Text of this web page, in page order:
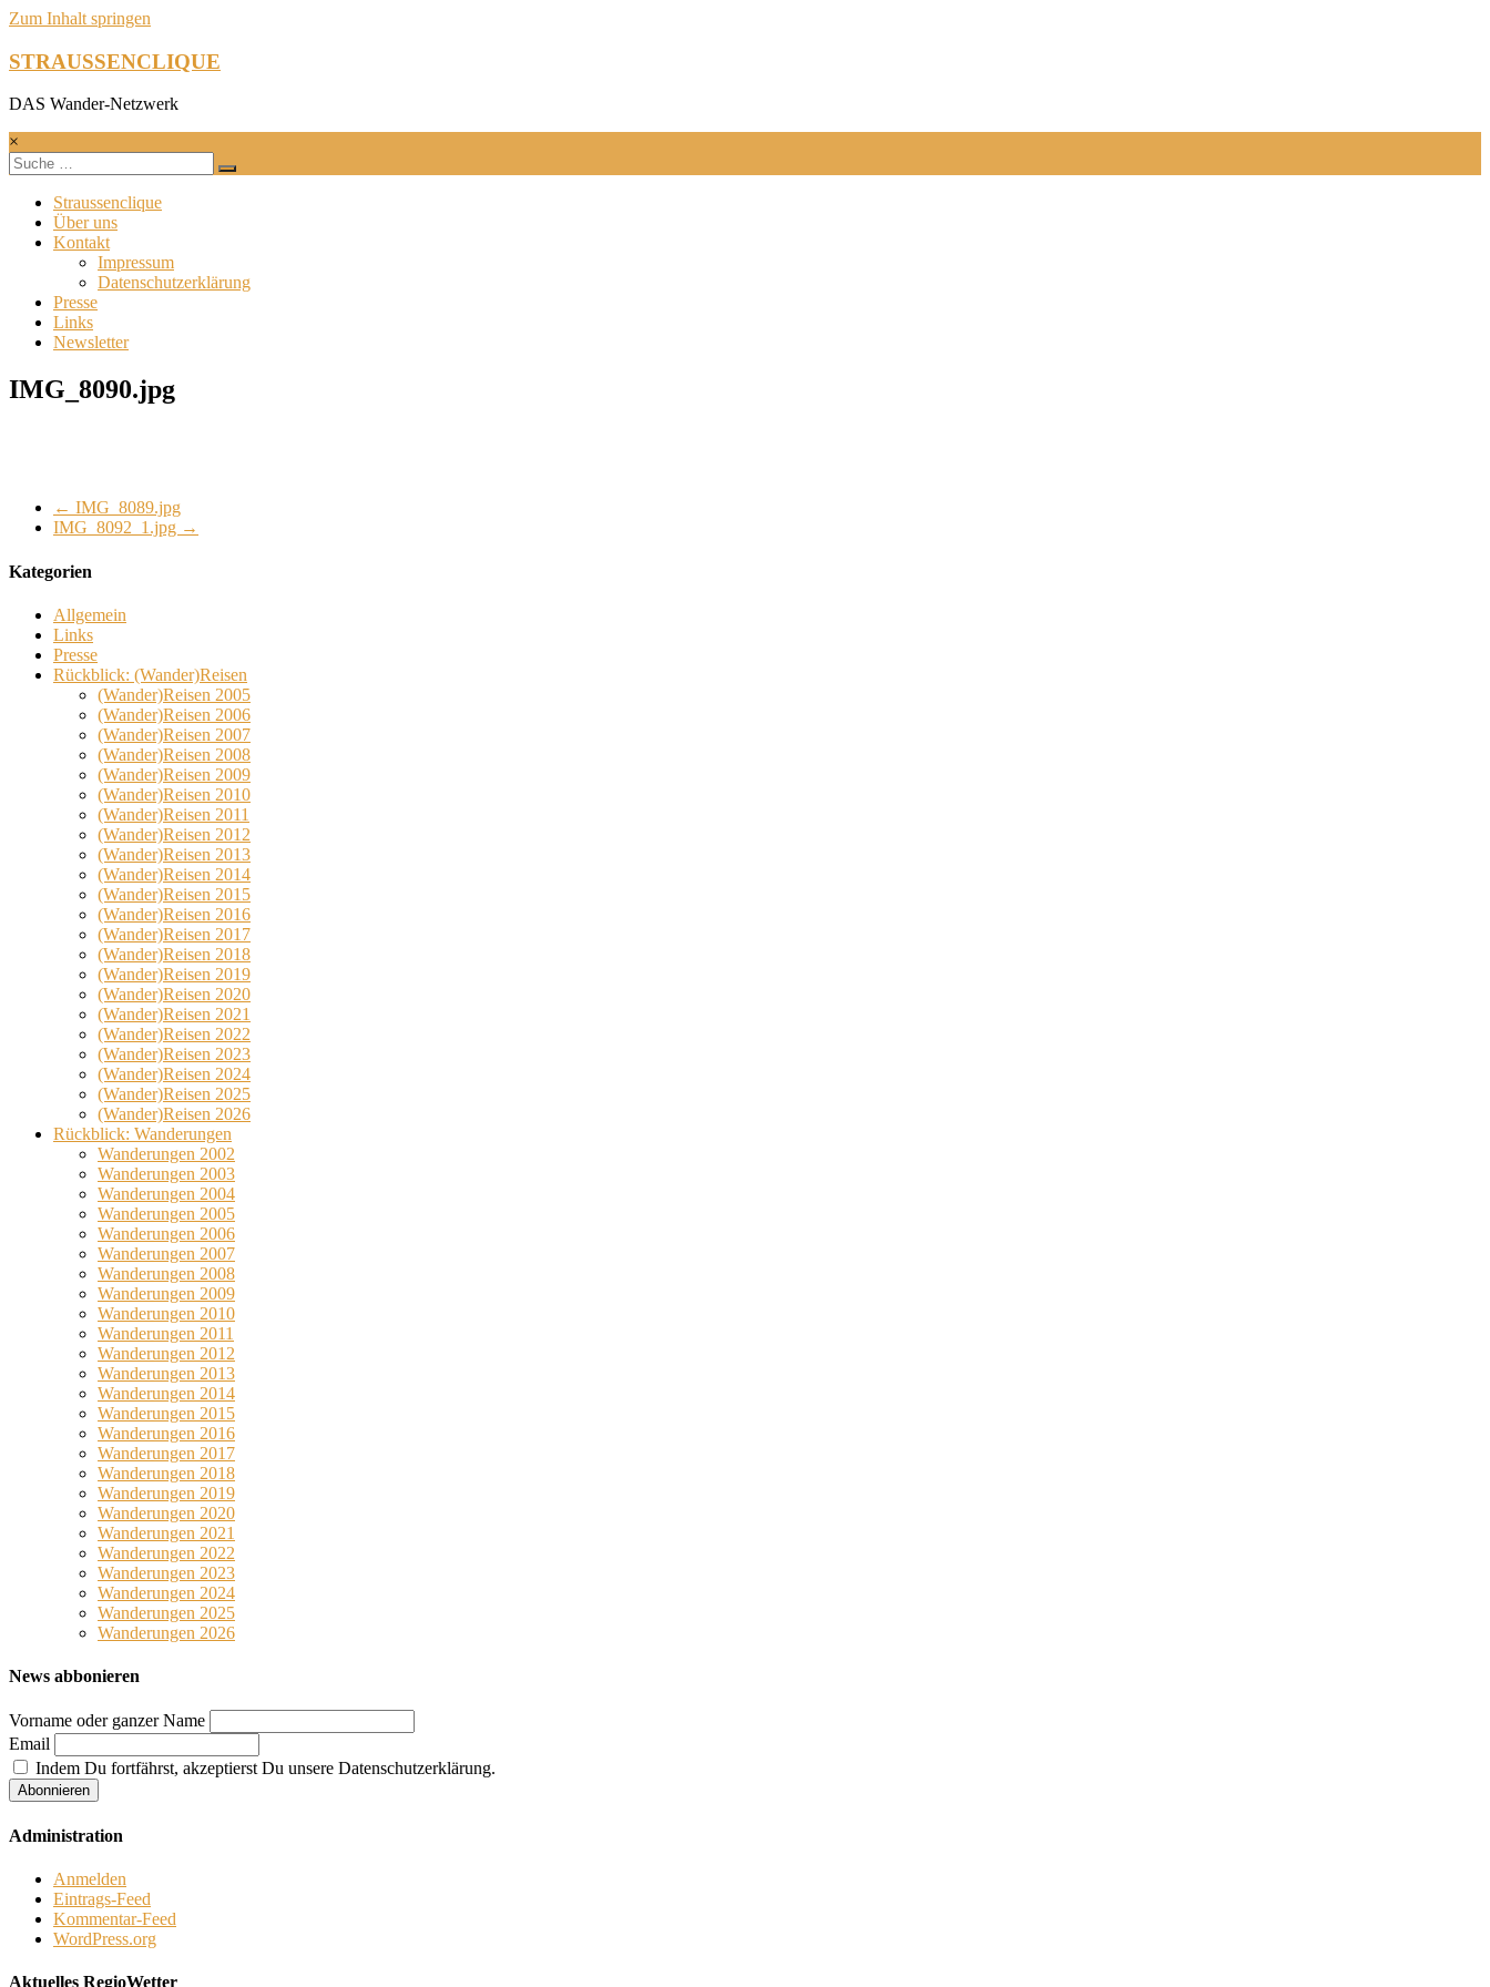
Zum Inhalt springen
STRAUSSENCLIQUE
DAS Wander-Netzwerk
×
Straussenclique
Über uns
Kontakt
Impressum
Datenschutzerklärung
Presse
Links
Newsletter
IMG_8090.jpg
← IMG_8089.jpg
IMG_8092_1.jpg →
Kategorien
Allgemein
Links
Presse
Rückblick: (Wander)Reisen
(Wander)Reisen 2005
(Wander)Reisen 2006
(Wander)Reisen 2007
(Wander)Reisen 2008
(Wander)Reisen 2009
(Wander)Reisen 2010
(Wander)Reisen 2011
(Wander)Reisen 2012
(Wander)Reisen 2013
(Wander)Reisen 2014
(Wander)Reisen 2015
(Wander)Reisen 2016
(Wander)Reisen 2017
(Wander)Reisen 2018
(Wander)Reisen 2019
(Wander)Reisen 2020
(Wander)Reisen 2021
(Wander)Reisen 2022
(Wander)Reisen 2023
(Wander)Reisen 2024
(Wander)Reisen 2025
(Wander)Reisen 2026
Rückblick: Wanderungen
Wanderungen 2002
Wanderungen 2003
Wanderungen 2004
Wanderungen 2005
Wanderungen 2006
Wanderungen 2007
Wanderungen 2008
Wanderungen 2009
Wanderungen 2010
Wanderungen 2011
Wanderungen 2012
Wanderungen 2013
Wanderungen 2014
Wanderungen 2015
Wanderungen 2016
Wanderungen 2017
Wanderungen 2018
Wanderungen 2019
Wanderungen 2020
Wanderungen 2021
Wanderungen 2022
Wanderungen 2023
Wanderungen 2024
Wanderungen 2025
Wanderungen 2026
News abbonieren
Vorname oder ganzer Name
Email
Indem Du fortfährst, akzeptierst Du unsere Datenschutzerklärung.
Administration
Anmelden
Eintrags-Feed
Kommentar-Feed
WordPress.org
Aktuelles RegioWetter